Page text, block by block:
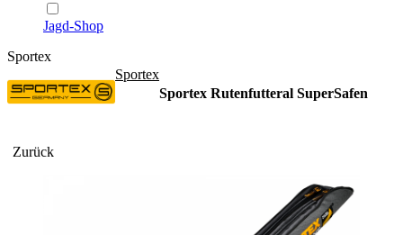
Jagd-Shop
Sportex
Sportex Rutenfutteral SuperSafen
Sportex
Zurück